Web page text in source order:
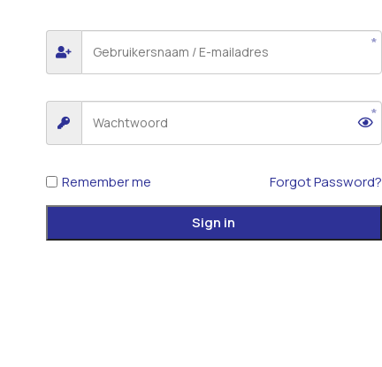
Remember me Forgot Password?
Sign in